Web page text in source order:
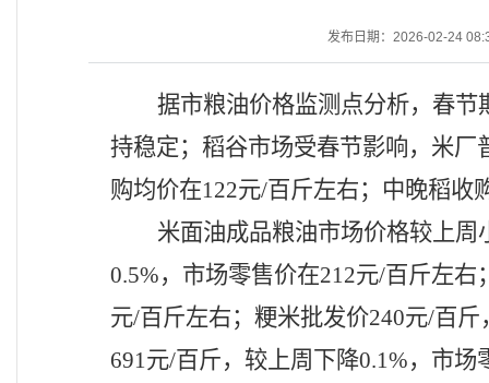
发布日期：2026-02-24
据市粮油价格监测点分析，春
持稳定；稻谷市场受春节影响，米
购均价在122元/百斤左右；中晚稻收
米面油成品粮油市场价格较上
0.5%，市场零售价在212元/百斤左
元/百斤左右；粳米批发价240元/百
691元/百斤，较上周下降0.1%，市